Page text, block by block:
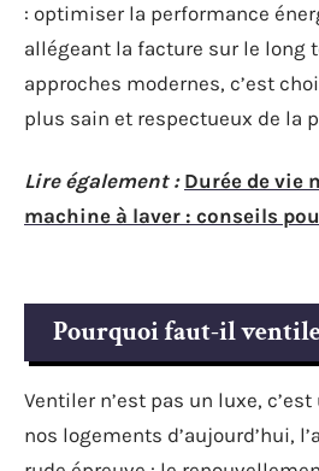
: optimiser la performance
allégeant la facture sur le long
approches modernes, c’est
plus sain et respectueux de la
Lire également : Durée de vie
machine à laver : conseils
Pourquoi faut-il
Ventiler n’est pas un luxe,
nos logements d’aujourd’hui,